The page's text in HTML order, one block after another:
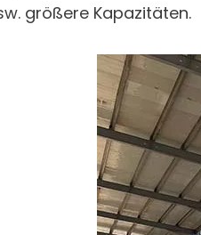
größere Kapazitäten.